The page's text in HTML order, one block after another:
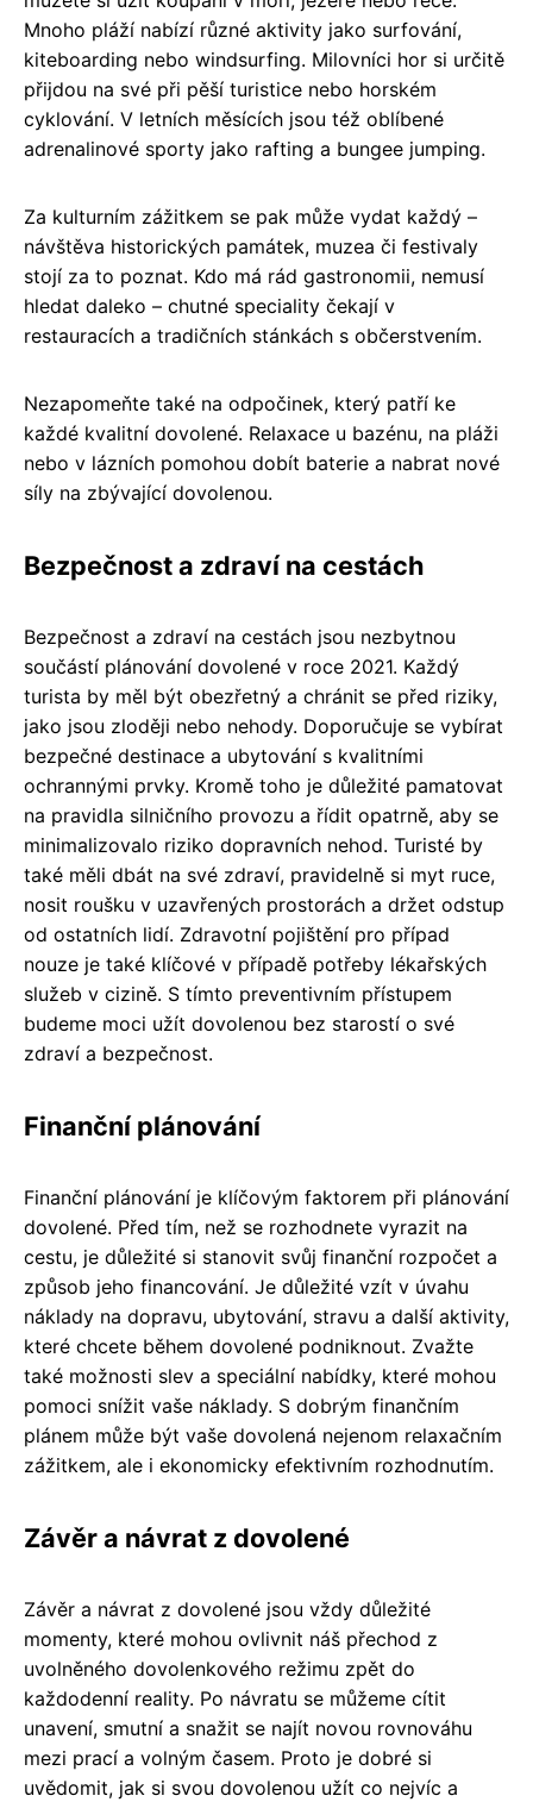
Mnoho pláží nabízí různé aktivity jako surfování,
kiteboarding nebo windsurfing. Milovníci hor si určitě
přijdou na své při pěší turistice nebo horském
cyklování. V letních měsících jsou též oblíbené
adrenalinové sporty jako rafting a bungee jumping.
Za kulturním zážitkem se pak může vydat každý –
návštěva historických památek, muzea či festivaly
stojí za to poznat. Kdo má rád gastronomii, nemusí
hledat daleko – chutné speciality čekají v
restauracích a tradičních stánkách s občerstvením.
Nezapomeňte také na odpočinek, který patří ke
každé kvalitní dovolené. Relaxace u bazénu, na pláži
nebo v lázních pomohou dobít baterie a nabrat nové
síly na zbývající dovolenou.
Bezpečnost a zdraví na cestách
Bezpečnost a zdraví na cestách jsou nezbytnou
součástí plánování dovolené v roce 2021. Každý
turista by měl být obezřetný a chránit se před riziky,
jako jsou zloději nebo nehody. Doporučuje se vybírat
bezpečné destinace a ubytování s kvalitními
ochrannými prvky. Kromě toho je důležité pamatovat
na pravidla silničního provozu a řídit opatrně, aby se
minimalizovalo riziko dopravních nehod. Turisté by
také měli dbát na své zdraví, pravidelně si myt ruce,
nosit roušku v uzavřených prostorách a držet odstup
od ostatních lidí. Zdravotní pojištění pro případ
nouze je také klíčové v případě potřeby lékařských
služeb v cizině. S tímto preventivním přístupem
budeme moci užít dovolenou bez starostí o své
zdraví a bezpečnost.
Finanční plánování
Finanční plánování je klíčovým faktorem při plánování
dovolené. Před tím, než se rozhodnete vyrazit na
cestu, je důležité si stanovit svůj finanční rozpočet a
způsob jeho financování. Je důležité vzít v úvahu
náklady na dopravu, ubytování, stravu a další aktivity,
které chcete během dovolené podniknout. Zvažte
také možnosti slev a speciální nabídky, které mohou
pomoci snížit vaše náklady. S dobrým finančním
plánem může být vaše dovolená nejenom relaxačním
zážitkem, ale i ekonomicky efektivním rozhodnutím.
Závěr a návrat z dovolené
Závěr a návrat z dovolené jsou vždy důležité
momenty, které mohou ovlivnit náš přechod z
uvolněného dovolenkového režimu zpět do
každodenní reality. Po návratu se můžeme cítit
unavení, smutní a snažit se najít novou rovnováhu
mezi prací a volným časem. Proto je dobré si
uvědomit, jak si svou dovolenou užít co nejvíc a